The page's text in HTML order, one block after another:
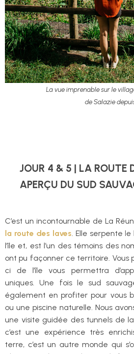
La vue imprenable sur le
de Salazie
JOUR 4 & 5 | LA ROUTE
APERÇU DU SUD
C’est un incontournable de La
la route des laves . Elle serpente
l’île et, est l’un des témoins des
ont pu façonner ce territoire. Vous
ci de l’île vous permettra
uniques. Une fois le sud
également en profiter pour vous
ou une piscine naturelle. Nous
une visite guidée des tunnels de
c’est une expérience très
terre, c’est un autre monde qui